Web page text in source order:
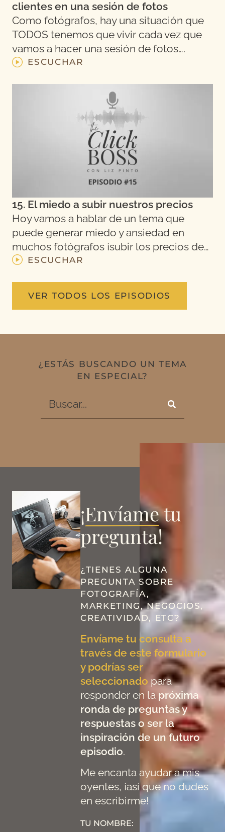
clientes en una sesión de fotos
Como fotógrafos, hay una situación que
TODOS tenemos que vivir cada vez que
vamos a hacer una sesión de fotos….
ESCUCHAR
15. El miedo a subir nuestros precios
Hoy vamos a hablar de un tema que
puede generar miedo y ansiedad en
muchos fotógrafos ¡subir los precios de…
ESCUCHAR
VER TODOS LOS EPISODIOS
¿ESTÁS BUSCANDO UN TEMA
EN ESPECIAL?
¡Envíametu
pregunta!
¿TIENES ALGUNA
PREGUNTA SOBRE
FOTOGRAFÍA,
MARKETING, NEGOCIOS,
CREATIVIDAD, ETC?
Envíame tu consulta a
través de este formulario
y podrías ser
seleccionado para
responder en la próxima
ronda de preguntas y
respuestas o ser la
inspiración de un futuro
episodio.
Me encanta ayudar a mis
oyentes, ¡así que no dudes
en escribirme!
TU NOMBRE: